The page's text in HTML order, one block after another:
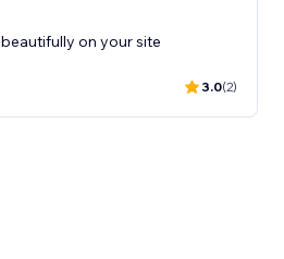
on your site
3.0(2)